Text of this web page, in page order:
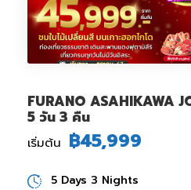
FURANO ASAHIKAWA
5 วัน 3 คืน
เริ่มต้น ฿45,999
5 Days 3 Nights